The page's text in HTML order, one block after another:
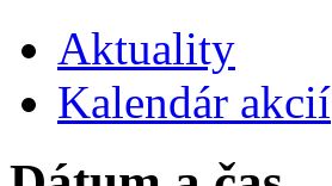
Aktuality
Kalendár akcií